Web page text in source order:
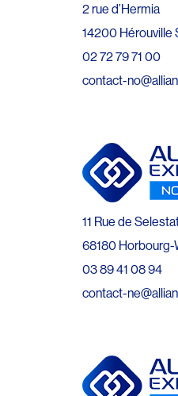
2 rue d’Hermia
14200 Hérouville
02 72 79 71 00
contact-
11 Rue de
68180 Horbourg-
03 89 41 08 94
contact-